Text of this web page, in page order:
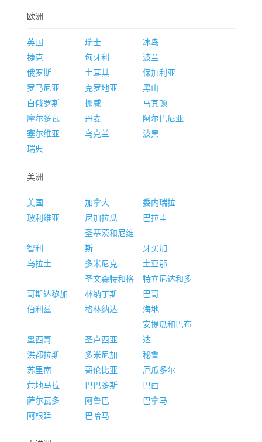
欧洲
英国 瑞士
冰岛
捷克
匈牙利
波兰
俄罗斯
土耳其
保加利亚
罗马尼亚
克罗地亚
黑山
白俄罗斯
挪威
马其顿
摩尔多瓦
丹麦
阿尔巴尼亚
塞尔维亚
乌克兰
波黑
瑞典
美洲
美国 加拿大
委内瑞拉
玻利维亚
尼加拉瓜 巴拉圭
智利
圣基茨和尼维
斯
牙买加
乌拉圭
多米尼克 圭亚那
哥斯达黎加
圣文森特和格
林纳丁斯
特立尼达和多
巴哥
伯利兹
格林纳达 海地
墨西哥 圣卢西亚
安提瓜和巴布
达
洪都拉斯
多米尼加
秘鲁
苏里南
哥伦比亚
厄瓜多尔
危地马拉
巴巴多斯
巴西
萨尔瓦多
阿鲁巴
巴拿马
阿根廷
巴哈马